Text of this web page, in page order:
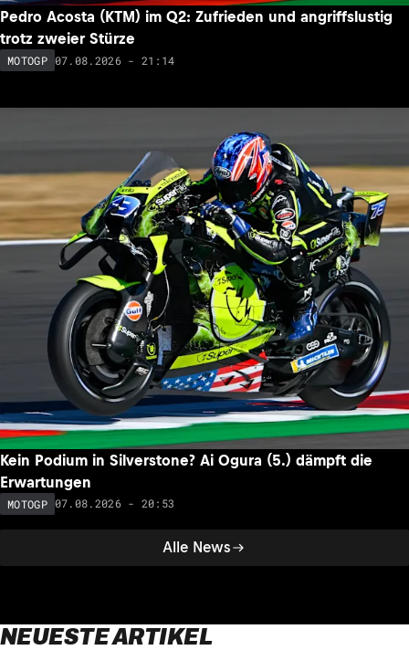
Alle News
Pedro Acosta (KTM) im Q2: Zufrieden und angriffslustig
trotz zweier Stürze
MOTOGP 07.08.2026 - 21:14
Kein Podium in Silverstone? Ai Ogura (5.) dämpft die
Erwartungen
MOTOGP 07.08.2026 - 20:53
NEUESTE ARTIKEL